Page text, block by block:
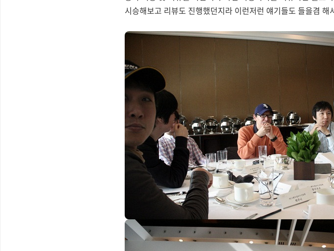
시승해보고 리뷰도 진행했던지라 이런저런 얘기들도 들을겸 해